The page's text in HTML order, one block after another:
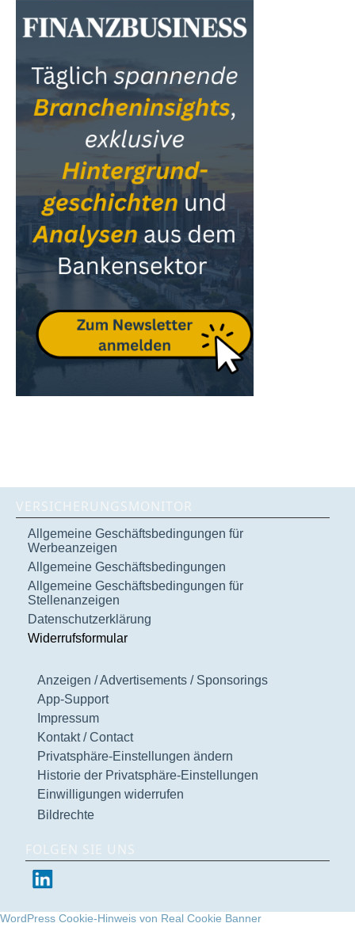
VERSICHERUNGSMONITOR
Allgemeine Geschäftsbedingungen für
Werbeanzeigen
Allgemeine Geschäftsbedingungen
Allgemeine Geschäftsbedingungen für
Stellenanzeigen
Datenschutzerklärung
Widerrufsformular
Anzeigen / Advertisements / Sponsorings
App-Support
Impressum
Kontakt / Contact
Privatsphäre-Einstellungen ändern
Historie der Privatsphäre-Einstellungen
Einwilligungen widerrufen
Bildrechte
FOLGEN SIE UNS
WordPress Cookie-Hinweis von Real Cookie Banner